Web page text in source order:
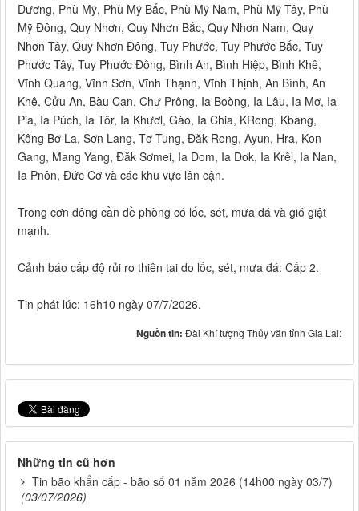
Dương, Phù Mỹ, Phù Mỹ Bắc, Phù Mỹ Nam, Phù Mỹ Tây, Phù
Mỹ Đông, Quy Nhơn, Quy Nhơn Bắc, Quy Nhơn Nam, Quy
Nhơn Tây, Quy Nhơn Đông, Tuy Phước, Tuy Phước Bắc, Tuy
Phước Tây, Tuy Phước Đông, Bình An, Bình Hiệp, Bình Khê,
Vĩnh Quang, Vĩnh Sơn, Vĩnh Thạnh, Vĩnh Thịnh, An Bình, An
Khê, Cửu An, Bàu Cạn, Chư Prông, Ia Boòng, Ia Lâu, Ia Mơ, Ia
Pia, Ia Púch, Ia Tôr, Ia Khươl, Gào, Ia Chia, KRong, Kbang,
Kông Bơ La, Sơn Lang, Tơ Tung, Đăk Rong, Ayun, Hra, Kon
Gang, Mang Yang, Đăk Sơmei, Ia Dom, Ia Dơk, Ia Krêl, Ia Nan,
Ia Pnôn, Đức Cơ và các khu vực lân cận.
Trong cơn dông cần đề phòng có lốc, sét, mưa đá và gió giật
mạnh.
Cảnh báo cấp độ rủi ro thiên tai do lốc, sét, mưa đá: Cấp 2.
Tin phát lúc: 16h10 ngày 07/7/2026.
Nguồn tin: Đài Khí tượng Thủy văn tỉnh Gia Lai:
Những tin cũ hơn
Tin bão khẩn cấp - bão số 01 năm 2026 (14h00 ngày 03/7)
(03/07/2026)